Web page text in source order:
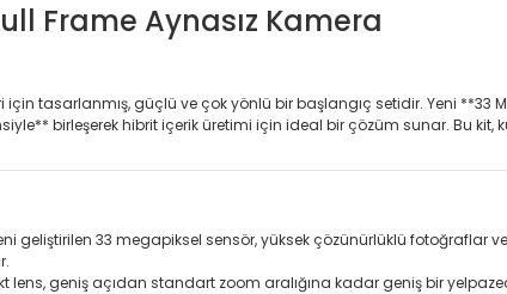
Frame Aynasız Kamera
tasarlanmış, güçlü ve çok yönlü bir başlangıç setidir. Yeni **33
birleşerek hibrit içerik üretimi için ideal bir çözüm sunar. Bu
geliştirilen 33 megapiksel sensör, yüksek çözünürlüklü fotoğraflar
lens, geniş açıdan standart zoom aralığına kadar geniş bir